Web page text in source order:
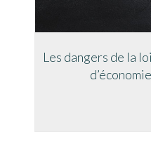
Les dangers de la